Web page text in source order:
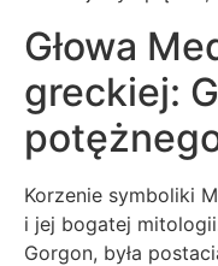
Głowa
greckiej:
Korzenie symboliki
i jej bogatej
Gorgon, była